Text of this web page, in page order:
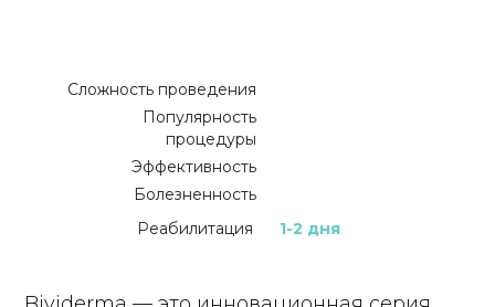
Сложность проведения
Популярность
процедуры
Эффективность
Болезненность
Реабилитация
1-2 дня